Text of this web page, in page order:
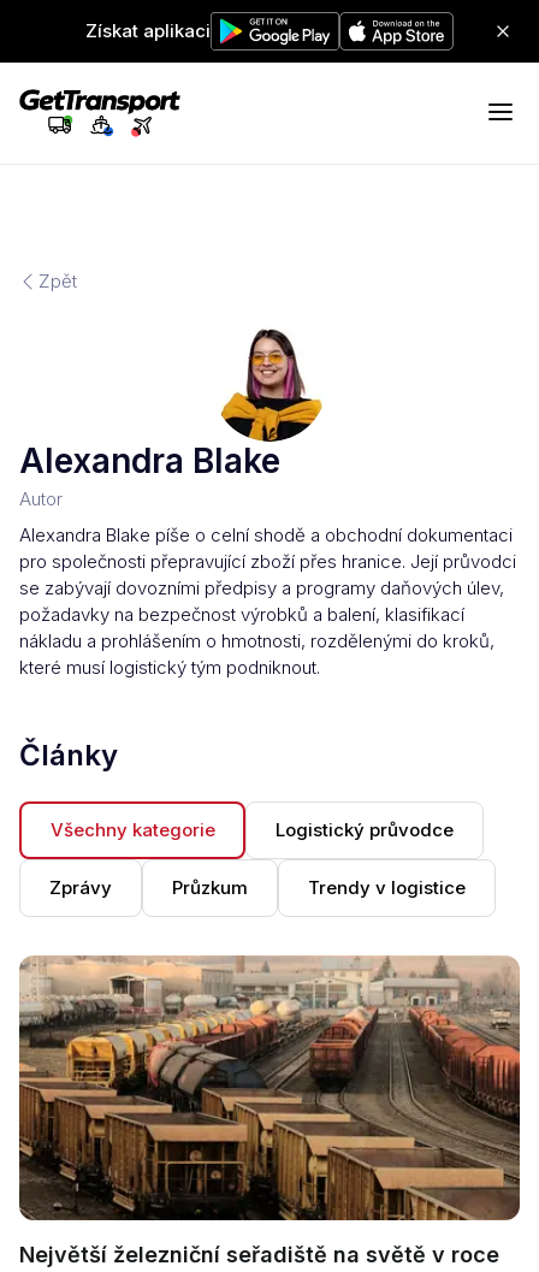
Získat aplikaci
Zpět
Alexandra Blake
Autor
Alexandra Blake píše o celní shodě a obchodní dokumentaci
pro společnosti přepravující zboží přes hranice. Její průvodci
se zabývají dovozními předpisy a programy daňových úlev,
požadavky na bezpečnost výrobků a balení, klasifikací
nákladu a prohlášením o hmotnosti, rozdělenými do kroků,
které musí logistický tým podniknout.
Články
Všechny kategorie Logistický průvodce
Zprávy Průzkum Trendy v logistice
Největší železniční seřadiště na světě v roce